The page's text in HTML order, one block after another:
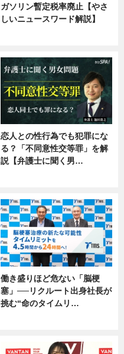
ガソリン暫定税率廃止【やさ
しいニュースワード解説】
恋人との性行為でも犯罪にな
る？「不同意性交等罪」を解
説【弁護士に聞く男…
働き盛りほど危ない「脳梗
塞」──リクルート出身社長が
挑む“命のタイムリ…